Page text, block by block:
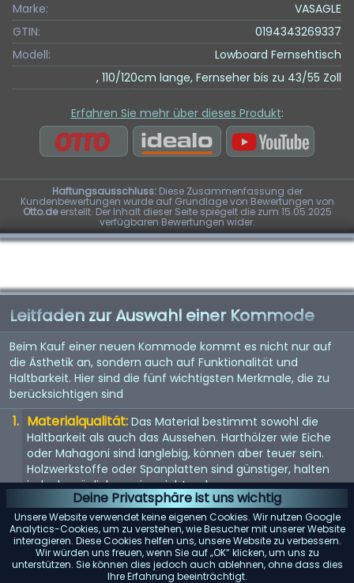
Deine Privatsphäre ist uns wichtig
Unsere Website verwendet keine eigenen Cookies. Wir nutzen Google
Analytics-Cookies, um zu verstehen, wie Besucher mit unserer Website
interagieren. Diese Cookies helfen uns, unsere Website zu verbessern.
Wir würden uns freuen, wenn Sie auf „OK“ klicken, um uns zu
unterstützen. Sie können dies jedoch auch ablehnen, ohne dass dies
Ihre Erfahrung beeinträchtigt.
Marke:
VASAGLE
GTIN:
0194343269337
Modell:
Lowboard Fernsehtisch
, 110/120cm lange, Fernseher bis zu 43/55 Zoll
Erfahren Sie mehr über dieses Produkt:
Haftungsausschluss:Diese Zusammenfassung der
Kundenbewertungen wurde auf Grundlage von Bewertungen von
Otto.deerstellt. Der Inhalt dieser Seite spiegelt die zum 15.05.2025
verfügbaren Bewertungen wider.
Leitfaden zur Auswahl einer Kommode
Beim Kauf einer neuen Kommode kommt es nicht nur auf
die Ästhetik an, sondern auch auf Funktionalität und
Haltbarkeit. Hier sind die fünf wichtigsten Merkmale, die zu
berücksichtigen sind
Materialqualität: Das Material bestimmt sowohl die
Haltbarkeit als auch das Aussehen. Harthölzer wie Eiche
oder Mahagoni sind langlebig, können aber teuer sein.
Holzwerkstoffe oder Spanplatten sind günstiger, halten
jedoch möglicherweise nicht so lange.
Größe und Stauraum: Überlegen Sie, wie viel Stauraum
Sie benötigen und wie viel Platz in Ihrem Zimmer zur
Verfügung steht. Messen Sie den Bereich, in dem Sie die
Kommode aufstellen möchten, um sicherzustellen, dass